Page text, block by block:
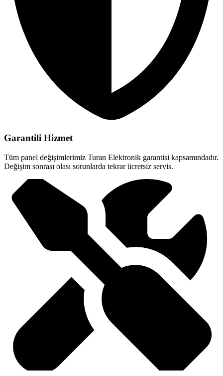
Garantili Hizmet
Tüm panel değişimlerimiz Turan Elektronik garantisi kapsamındadır.
Değişim sonrası olası sorunlarda tekrar ücretsiz servis.